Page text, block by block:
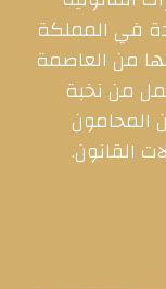
في المملكة
من العاصمة
من نخبة
المحامون
القانون.